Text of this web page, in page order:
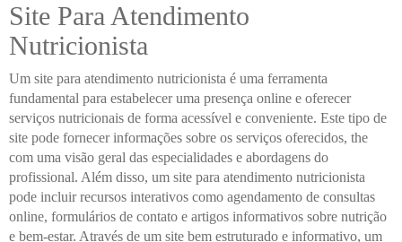
Site Para Atendimento
Nutricionista
Um site para atendimento nutricionista é uma ferramenta
fundamental para estabelecer uma presença online e oferecer
serviços nutricionais de forma acessível e conveniente. Este tipo de
site pode fornecer informações sobre os serviços oferecidos, the
com uma visão geral das especialidades e abordagens do
profissional. Além disso, um site para atendimento nutricionista
pode incluir recursos interativos como agendamento de consultas
online, formulários de contato e artigos informativos sobre nutrição
e bem-estar. Através de um site bem estruturado e informativo, um